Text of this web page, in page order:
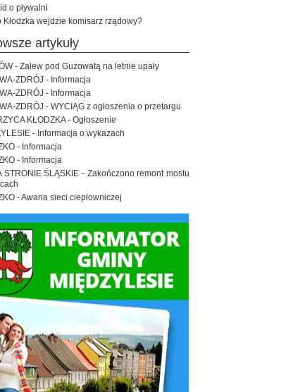
o pływalni
Kłodzka wejdzie komisarz rządowy?
artykuły
- Zalew pod Guzowatą na letnie upały
ZDRÓJ - Informacja
ZDRÓJ - Informacja
ZDRÓJ - WYCIĄG z ogłoszenia o przetargu
KŁODZKA - Ogłoszenie
- Informacja o wykazach
- Informacja
- Informacja
STRONIE ŚLĄSKIE - Zakończono remont mostu
- Awaria sieci ciepłowniczej